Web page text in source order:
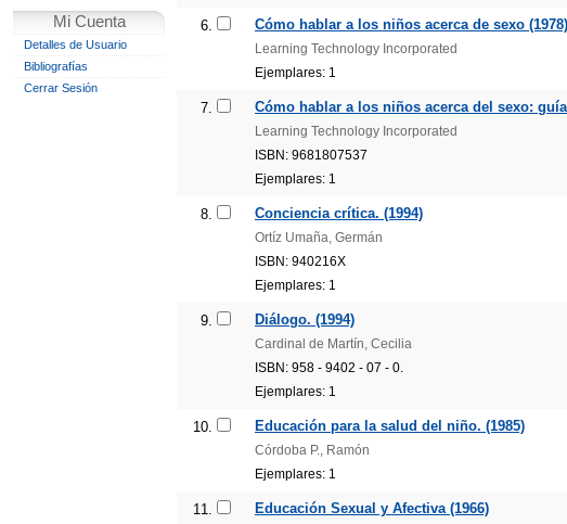
Mi Cuenta
Detalles de Usuario
Bibliografías
Cerrar Sesión
6. Cómo hablar a los niños acerca de sexo (1978)
Learning Technology Incorporated
Ejemplares: 1
7. Cómo hablar a los niños acerca del sexo:
Learning Technology Incorporated
ISBN: 9681807537
Ejemplares: 1
8. Conciencia crítica. (1994)
Ortíz Umaña, Germán
ISBN: 940216X
Ejemplares: 1
9. Diálogo. (1994)
Cardinal de Martín, Cecilia
ISBN: 958 - 9402 - 07 - 0.
Ejemplares: 1
10. Educación para la salud del niño. (1985)
Córdoba P., Ramón
Ejemplares: 1
11. Educación Sexual y Afectiva (1966)